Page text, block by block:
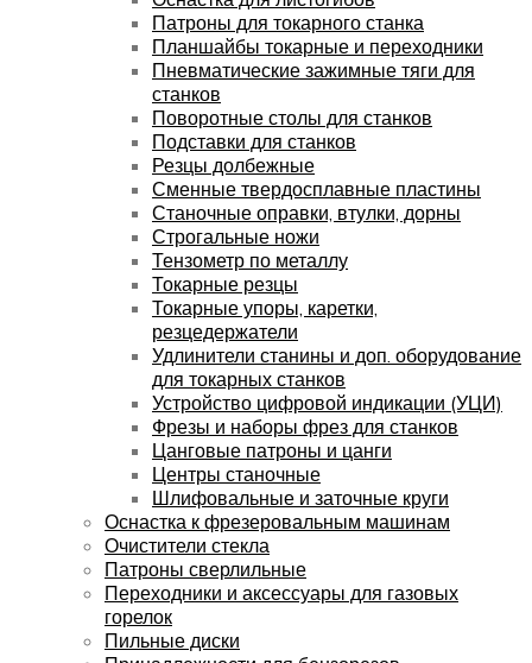
Патроны для токарного станка
Планшайбы токарные и переходники
Пневматические зажимные тяги для
станков
Поворотные столы для станков
Подставки для станков
Резцы долбежные
Сменные твердосплавные пластины
Станочные оправки, втулки, дорны
Строгальные ножи
Тензометр по металлу
Токарные резцы
Токарные упоры, каретки,
резцедержатели
Удлинители станины и доп. оборудование
для токарных станков
Устройство цифровой индикации (УЦИ)
Фрезы и наборы фрез для станков
Цанговые патроны и цанги
Центры станочные
Шлифовальные и заточные круги
Оснастка к фрезеровальным машинам
Очистители стекла
Патроны сверлильные
Переходники и аксессуары для газовых
горелок
Пильные диски